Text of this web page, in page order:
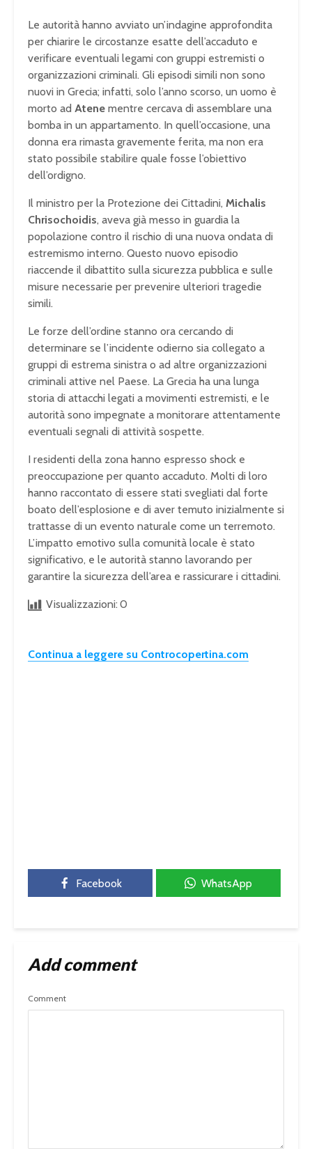
Le autorità hanno avviato un’indagine approfondita
per chiarire le circostanze esatte dell’accaduto e
verificare eventuali legami con gruppi estremisti o
organizzazioni criminali. Gli episodi simili non sono
nuovi in Grecia; infatti, solo l’anno scorso, un uomo è
morto ad Atene mentre cercava di assemblare una
bomba in un appartamento. In quell’occasione, una
donna era rimasta gravemente ferita, ma non era
stato possibile stabilire quale fosse l’obiettivo
dell’ordigno.
Il ministro per la Protezione dei Cittadini, Michalis
Chrisochoidis, aveva già messo in guardia la
popolazione contro il rischio di una nuova ondata di
estremismo interno. Questo nuovo episodio
riaccende il dibattito sulla sicurezza pubblica e sulle
misure necessarie per prevenire ulteriori tragedie
simili.
Le forze dell’ordine stanno ora cercando di
determinare se l’incidente odierno sia collegato a
gruppi di estrema sinistra o ad altre organizzazioni
criminali attive nel Paese. La Grecia ha una lunga
storia di attacchi legati a movimenti estremisti, e le
autorità sono impegnate a monitorare attentamente
eventuali segnali di attività sospette.
I residenti della zona hanno espresso shock e
preoccupazione per quanto accaduto. Molti di loro
hanno raccontato di essere stati svegliati dal forte
boato dell’esplosione e di aver temuto inizialmente si
trattasse di un evento naturale come un terremoto.
L’impatto emotivo sulla comunità locale è stato
significativo, e le autorità stanno lavorando per
garantire la sicurezza dell’area e rassicurare i cittadini.
Visualizzazioni: 0
Continua a leggere su Controcopertina.com
Facebook WhatsApp
Add comment
Comment